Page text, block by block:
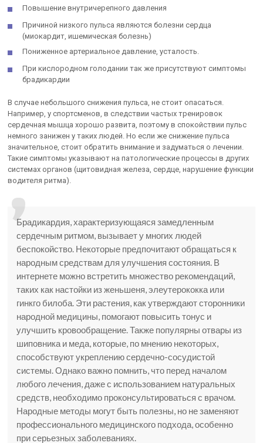
Повышение внутричерепного давления
Причиной низкого пульса являются болезни сердца
(миокардит, ишемическая болезнь)
Пониженное артериальное давление, усталость.
При кислородном голодании так же присутствуют симптомы
брадикардии
В случае небольшого снижения пульса, не стоит опасаться.
Например, у спортсменов, в следствии частых тренировок
сердечная мышца хорошо развита, поэтому в спокойствии пульс
немного занижен у таких людей. Но если же снижение пульса
значительное, стоит обратить внимание и задуматься о лечении.
Такие симптомы указывают на патологические процессы в других
системах органов (щитовидная железа, сердце, нарушение функции
водителя ритма).
Брадикардия, характеризующаяся замедленным
сердечным ритмом, вызывает у многих людей
беспокойство. Некоторые предпочитают обращаться к
народным средствам для улучшения состояния. В
интернете можно встретить множество рекомендаций,
таких как настойки из женьшеня, элеутерококка или
гинкго билоба. Эти растения, как утверждают сторонники
народной медицины, помогают повысить тонус и
улучшить кровообращение. Также популярны отвары из
шиповника и меда, которые, по мнению некоторых,
способствуют укреплению сердечно-сосудистой
системы. Однако важно помнить, что перед началом
любого лечения, даже с использованием натуральных
средств, необходимо проконсультироваться с врачом.
Народные методы могут быть полезны, но не заменяют
профессионального медицинского подхода, особенно
при серьезных заболеваниях.